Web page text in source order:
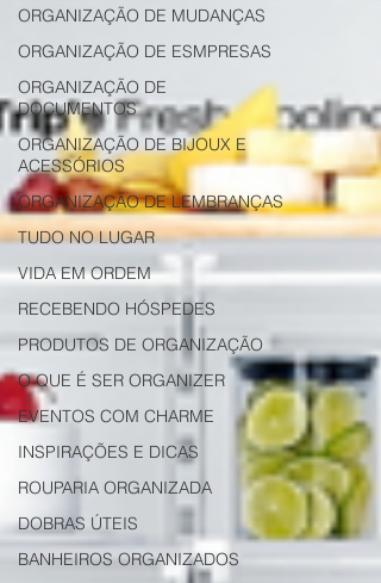
ORGANIZAÇÃO DE MUDANÇAS
ORGANIZAÇÃO DE ESMPRESAS
ORGANIZAÇÃO DE
DOCUMENTOS
ORGANIZAÇÃO DE BIJOUX E
ACESSÓRIOS
ORGANIZAÇÃO DE LEMBRANÇAS
TUDO NO LUGAR
VIDA EM ORDEM
RECEBENDO HÓSPEDES
PRODUTOS DE ORGANIZAÇÃO
O QUE É SER ORGANIZER
EVENTOS COM CHARME
INSPIRAÇÕES E DICAS
ROUPARIA ORGANIZADA
DOBRAS ÚTEIS
BANHEIROS ORGANIZADOS